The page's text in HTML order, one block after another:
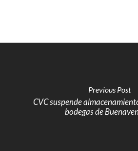
Previous Post
CVC suspende
bodegas de